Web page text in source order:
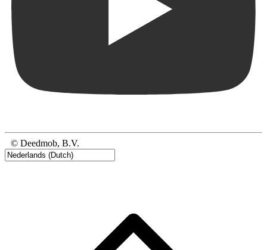
© Deedmob, B.V.